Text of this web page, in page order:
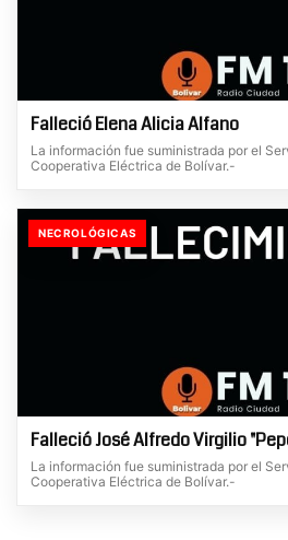
Falleció Elena Alicia Alfano
La información fue suministrada por el
Cooperativa Eléctrica de Bolívar.-
NECROLÓGICAS
Falleció José Alfredo Virgilio
La información fue suministrada por el
Cooperativa Eléctrica de Bolívar.-